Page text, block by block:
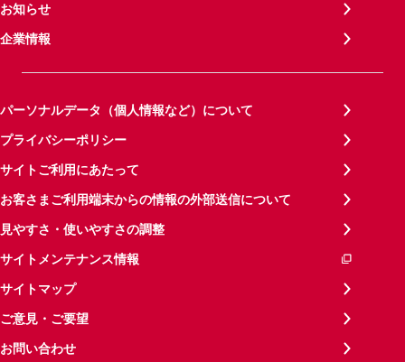
お知らせ
企業情報
パーソナルデータ（個人情報など）について
プライバシーポリシー
サイトご利用にあたって
お客さまご利用端末からの情報の外部送信について
見やすさ・使いやすさの調整
サイトメンテナンス情報
サイトマップ
ご意見・ご要望
お問い合わせ